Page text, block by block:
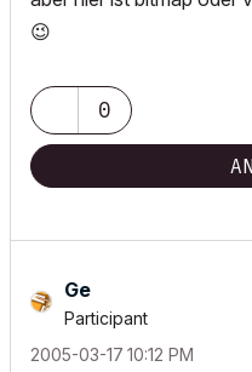
😉
0
Ge
Participant
‎2005-03-17 10:12 PM